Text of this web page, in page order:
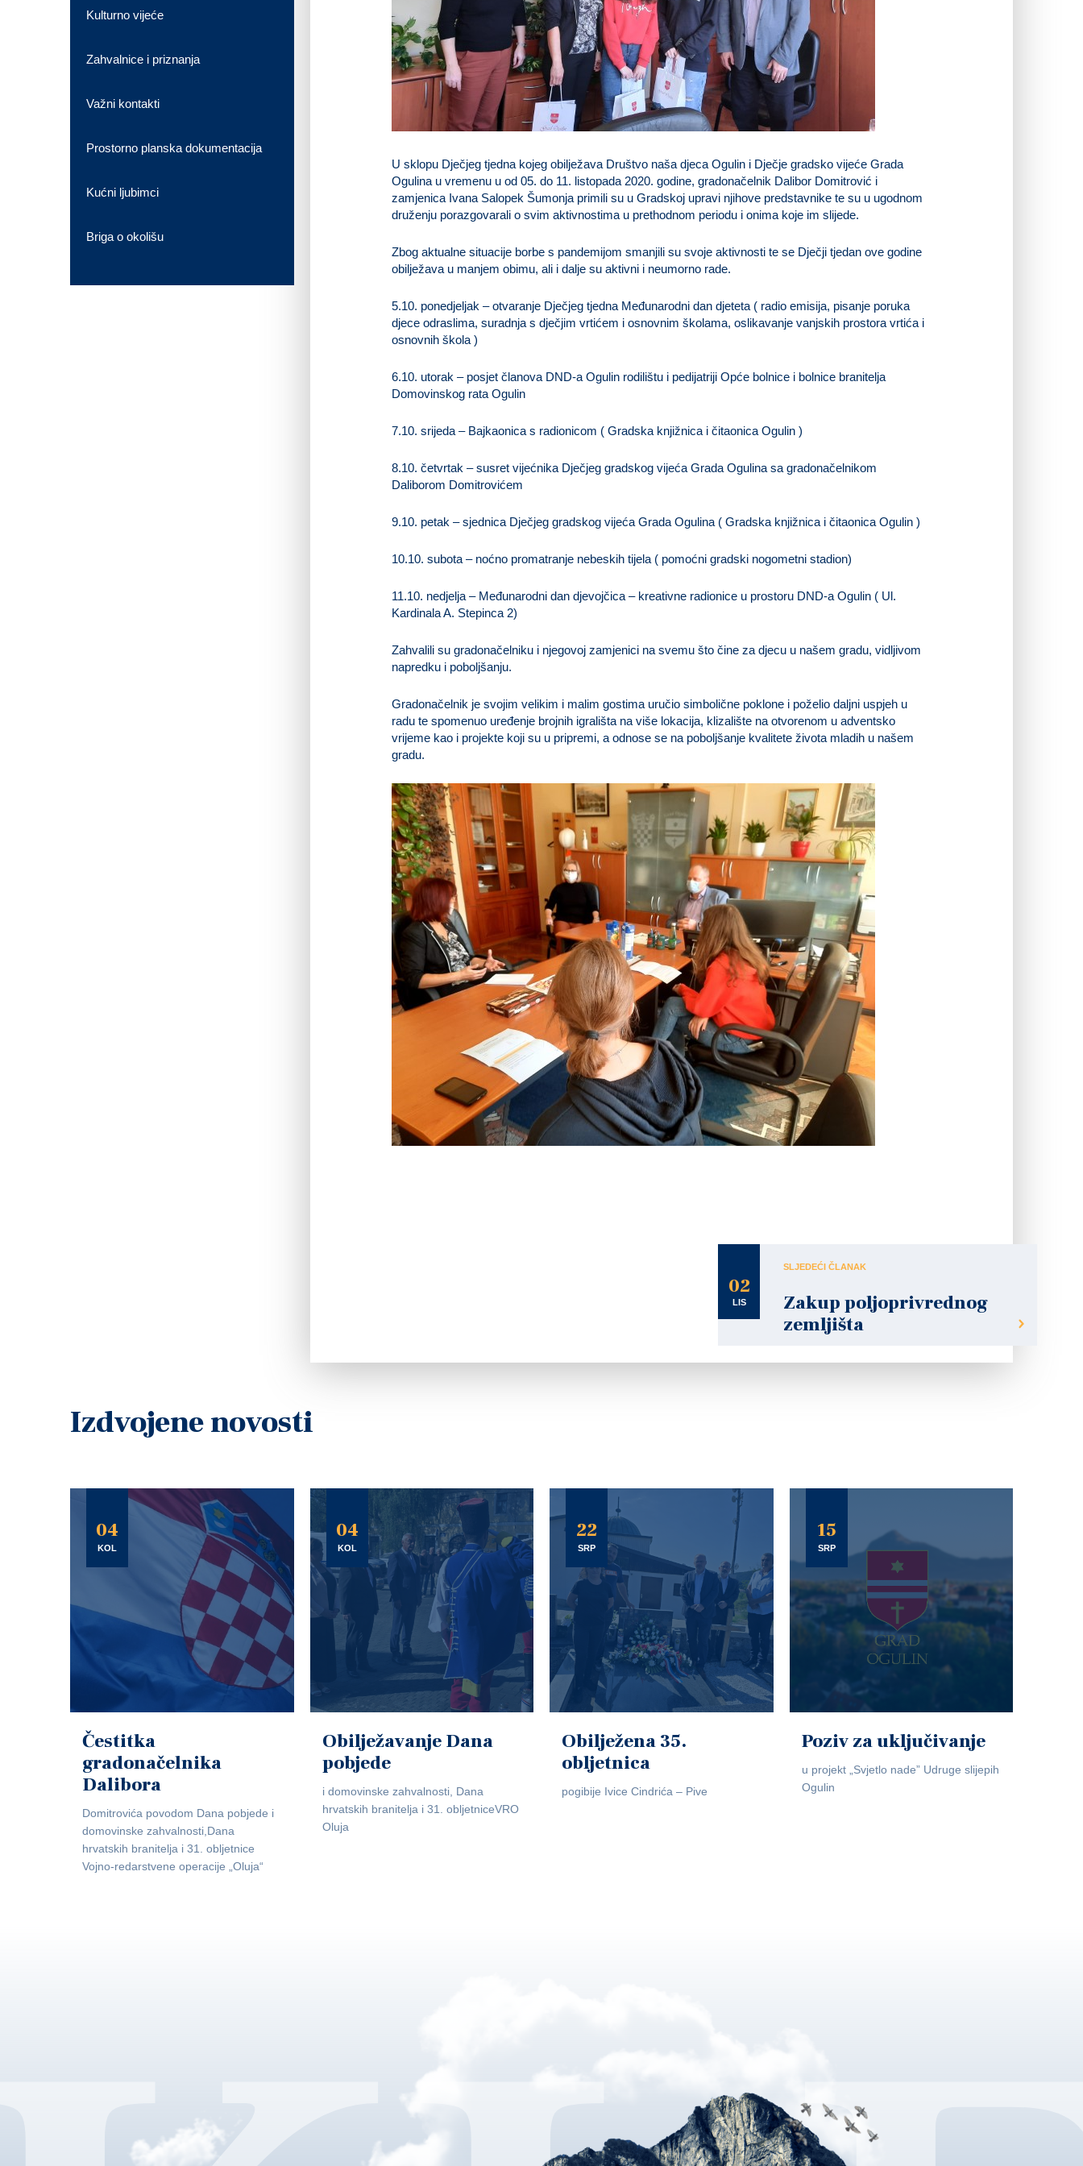
U sklopu Dječjeg tjedna kojeg obilježava Društvo naša djeca Ogulin i Dječje gradsko vijeće Grada
Ogulina u vremenu u od 05. do 11. listopada 2020. godine, gradonačelnik Dalibor Domitrović i
zamjenica Ivana Salopek Šumonja primili su u Gradskoj upravi njihove predstavnike te su u ugodnom
druženju porazgovarali o svim aktivnostima u prethodnom periodu i onima koje im slijede.
Zbog aktualne situacije borbe s pandemijom smanjili su svoje aktivnosti te se Dječji tjedan ove godine
obilježava u manjem obimu, ali i dalje su aktivni i neumorno rade.
5.10. ponedjeljak – otvaranje Dječjeg tjedna Međunarodni dan djeteta ( radio emisija, pisanje poruka
djece odraslima, suradnja s dječjim vrtićem i osnovnim školama, oslikavanje vanjskih prostora vrtića i
osnovnih škola )
6.10. utorak – posjet članova DND-a Ogulin rodilištu i pedijatriji Opće bolnice i bolnice branitelja
Domovinskog rata Ogulin
7.10. srijeda – Bajkaonica s radionicom ( Gradska knjižnica i čitaonica Ogulin )
8.10. četvrtak – susret vijećnika Dječjeg gradskog vijeća Grada Ogulina sa gradonačelnikom
Daliborom Domitrovićem
9.10. petak – sjednica Dječjeg gradskog vijeća Grada Ogulina ( Gradska knjižnica i čitaonica Ogulin )
10.10. subota – noćno promatranje nebeskih tijela ( pomoćni gradski nogometni stadion)
11.10. nedjelja – Međunarodni dan djevojčica – kreativne radionice u prostoru DND-a Ogulin ( Ul.
Kardinala A. Stepinca 2)
Zahvalili su gradonačelniku i njegovoj zamjenici na svemu što čine za djecu u našem gradu, vidljivom
napredku i poboljšanju.
Gradonačelnik je svojim velikim i malim gostima uručio simbolične poklone i poželio daljni uspjeh u
radu te spomenuo uređenje brojnih igrališta na više lokacija, klizalište na otvorenom u adventsko
vrijeme kao i projekte koji su u pripremi, a odnose se na poboljšanje kvalitete života mladih u našem
gradu.
02
LIS
SLJEDEĆI ČLANAK
Zakup poljoprivrednog
zemljišta
Kulturno vijeće
Zahvalnice i priznanja
Važni kontakti
Prostorno planska dokumentacija
Kućni ljubimci
Briga o okolišu
Izdvojene novosti
04
KOL
Čestitka
gradonačelnika
Dalibora
Domitrovića povodom Dana pobjede i
domovinske zahvalnosti,Dana
hrvatskih branitelja i 31. obljetnice
Vojno-redarstvene operacije „Oluja“
04
KOL
Obilježavanje Dana
pobjede
i domovinske zahvalnosti, Dana
hrvatskih branitelja i 31. obljetniceVRO
Oluja
22
SRP
Obilježena 35.
obljetnica
pogibije Ivice Cindrića – Pive
15
SRP
Poziv za uključivanje
u projekt „Svjetlo nade” Udruge slijepih
Ogulin